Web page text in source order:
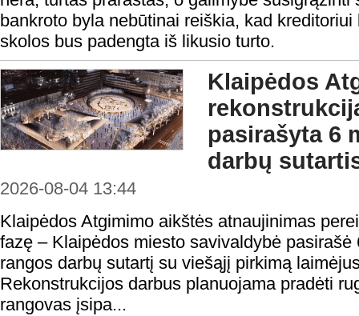
bankroto byla nebūtinai reiškia, kad
skolos bus padengta iš likusio turto.
Klaipėdos
pasirašyta 6
darbų
2026-08-04 13:44
Klaipėdos Atgimimo aikštės atnaujinimas
fazę – Klaipėdos miesto savivaldybė
rangos darbų sutartį su viešąjį pirkimą
Rekonstrukcijos darbus planuojama pradėti
rangovas įsipa...